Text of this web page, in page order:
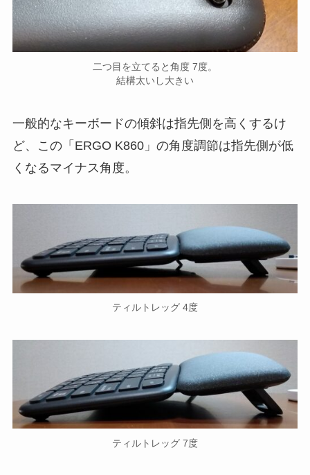
二つ目を立てると角度 7度。
結構太いし大きい
一般的なキーボードの傾斜は指先側を高くするけ
ど、この「ERGO K860」の角度調節は指先側が低
くなるマイナス角度。
ティルトレッグ 4度
ティルトレッグ 7度